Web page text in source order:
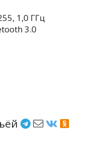
1,0 ГГц
3.0